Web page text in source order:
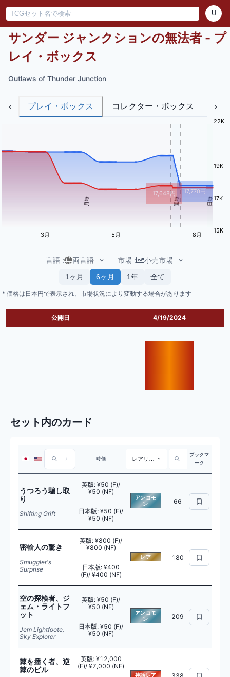
U
サンダー ジャンクションの無法者 - プ
レイ・ボックス
Outlaws of Thunder Junction
プレイ・ボックス コレクター・ボックス バ
月毎 週毎 日毎
15K
17K
19K
22K
3月 5月 8月
17,770円
17,648円
言語 : 両言語 市場 :
小売市場
1ヶ月
6ヶ月 1年 全て
* 価格は日本円で表示され、市場状況により変動する場合があります
公開日 4/19/2024
セット内のカード
時価 レアリティ
ブックマ
ーク
うつろう騙し取
り
Shifting Grift
英版: ¥50 (F)/
¥50 (NF)
日本版: ¥50 (F)/
¥50 (NF)
アンコモ
ン
66
密輸人の驚き
Smuggler's
Surprise
英版: ¥800 (F)/
¥800 (NF)
日本版: ¥400
(F)/ ¥400 (NF)
レア 180
空の探検者、ジ
ェム・ライトフ
ット
Jem Lightfoote,
Sky Explorer
英版: ¥50 (F)/
¥50 (NF)
日本版: ¥50 (F)/
¥50 (NF)
アンコモ
ン
209
棘を播く者、逆
棘のビル
英版: ¥12,000
(F)/ ¥7,000 (NF)
神話レア